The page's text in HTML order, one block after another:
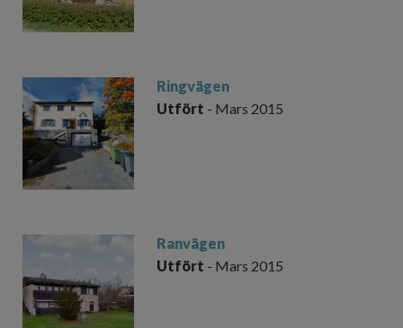
Ringvägen
Utfört - Mars 2015
Ranvägen
Utfört - Mars 2015